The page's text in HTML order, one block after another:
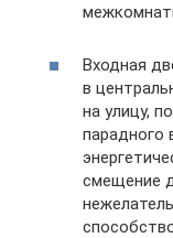
Входная
в
на улицу,
парадного
смещение